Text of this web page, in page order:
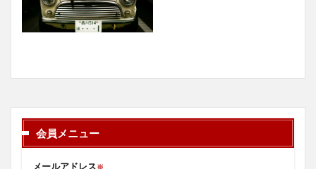
会員メニュー
メールアドレス※